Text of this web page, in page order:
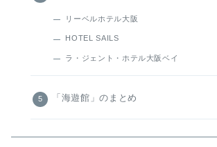
リーベルホテル大阪
HOTEL SAILS
ラ・ジェント・ホテル大阪ベイ
「海遊館」のまとめ